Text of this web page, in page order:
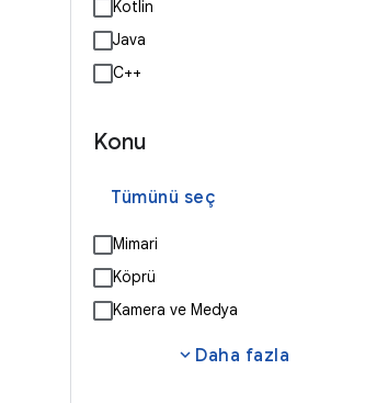
Kotlin
Java
C++
Konu
Tümünü seç
Mimari
Köprü
Kamera ve Medya
expand_more Daha fazla